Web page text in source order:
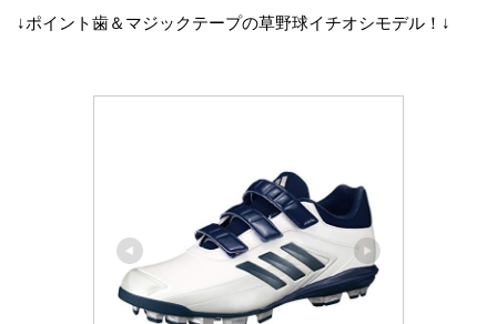
↓ポイント歯＆マジックテープの草野球イチオシモデル！↓